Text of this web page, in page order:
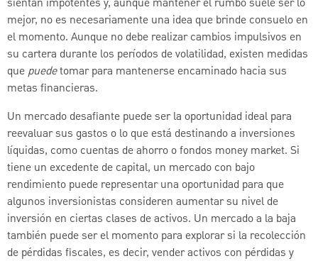
mejor, no es necesariamente una idea que brinde consuelo en
el momento. Aunque no debe realizar cambios impulsivos en
su cartera durante los períodos de volatilidad, existen medidas
que puedetomar para mantenerse encaminado hacia sus
metas financieras.
Un mercado desafiante puede ser la oportunidad ideal para
reevaluar sus gastos o lo que está destinando a inversiones
líquidas, como cuentas de ahorro o fondos money market. Si
tiene un excedente de capital, un mercado con bajo
rendimiento puede representar una oportunidad para que
algunos inversionistas consideren aumentar su nivel de
inversión en ciertas clases de activos. Un mercado a la baja
también puede ser el momento para explorar si la recolección
de pérdidas fiscales, es decir, vender activos con pérdidas y